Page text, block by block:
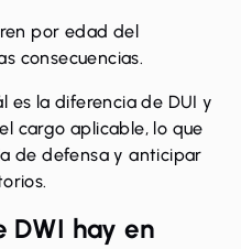
por edad del
consecuencias.
es la diferencia de DUI y
el cargo aplicable, lo que
de defensa y anticipar
DWI hay en